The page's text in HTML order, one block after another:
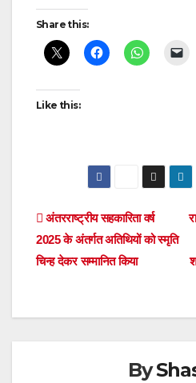
Post
navigation
Share this:
Like this:
Post
navigation
अंतरराष्ट्रीय सहकारिता वर्ष
2025 के अंतर्गत अतिथियों को स्मृति
चिन्ह देकर सम्मानित किया
By